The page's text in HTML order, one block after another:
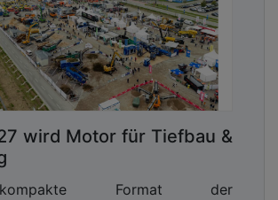
wird Motor für Tiefbau &
Format der